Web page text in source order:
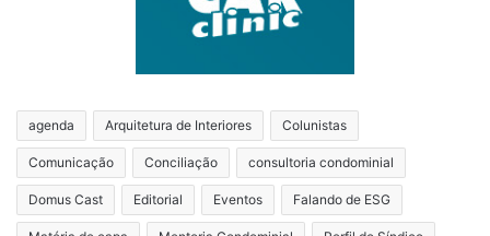
agenda Arquitetura de Interiores Colunistas
Comunicação Conciliação consultoria condominial
Domus Cast Editorial Eventos Falando de ESG